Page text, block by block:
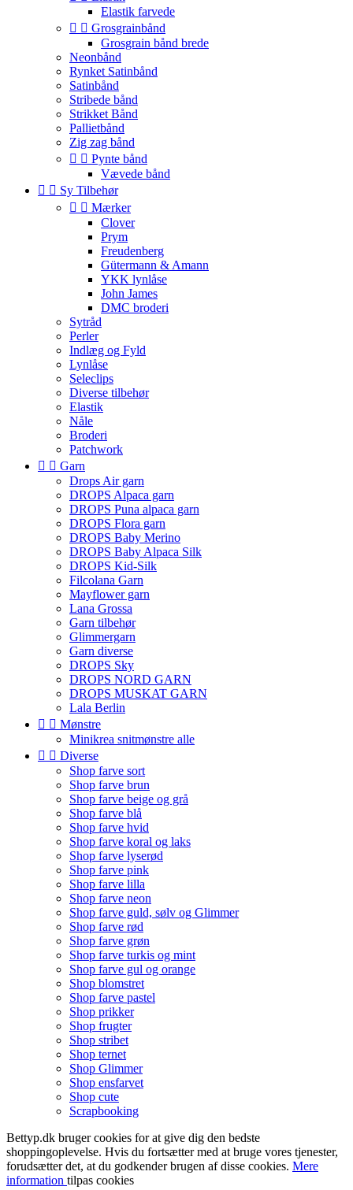
Elastik farvede
  Grosgrainbånd
Grosgrain bånd brede
Neonbånd
Rynket Satinbånd
Satinbånd
Stribede bånd
Strikket Bånd
Pallietbånd
Zig zag bånd
  Pynte bånd
Vævede bånd
  Sy Tilbehør
  Mærker
Clover
Prym
Freudenberg
Gütermann & Amann
YKK lynlåse
John James
DMC broderi
Sytråd
Perler
Indlæg og Fyld
Lynlåse
Seleclips
Diverse tilbehør
Elastik
Nåle
Broderi
Patchwork
  Garn
Drops Air garn
DROPS Alpaca garn
DROPS Puna alpaca garn
DROPS Flora garn
DROPS Baby Merino
DROPS Baby Alpaca Silk
DROPS Kid-Silk
Filcolana Garn
Mayflower garn
Lana Grossa
Garn tilbehør
Glimmergarn
Garn diverse
DROPS Sky
DROPS NORD GARN
DROPS MUSKAT GARN
Lala Berlin
  Mønstre
Minikrea snitmønstre alle
  Diverse
Shop farve sort
Shop farve brun
Shop farve beige og grå
Shop farve blå
Shop farve hvid
Shop farve koral og laks
Shop farve lyserød
Shop farve pink
Shop farve lilla
Shop farve neon
Shop farve guld, sølv og Glimmer
Shop farve rød
Shop farve grøn
Shop farve turkis og mint
Shop farve gul og orange
Shop blomstret
Shop farve pastel
Shop prikker
Shop frugter
Shop stribet
Shop ternet
Shop Glimmer
Shop ensfarvet
Shop cute
Scrapbooking
Bettyp.dk bruger cookies for at give dig den bedste
shoppingoplevelse. Hvis du fortsætter med at bruge vores tjenester,
forudsætter det, at du godkender brugen af disse cookies. Mere
information tilpas cookies